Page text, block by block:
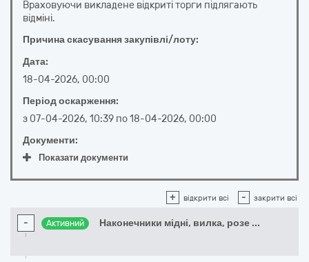
Враховуючи викладене відкриті торги підлягають
відміні.
Причина скасування закупівлі/лоту:
Дата:
18-04-2026, 00:00
Період оскарження:
з07-04-2026, 10:39 по18-04-2026, 00:00
Документи:
Показати документи
+ відкрити всі - закрити всі
- Активний Наконечники мідні, вилка, розе ...